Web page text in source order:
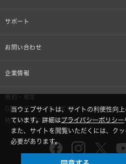
車載製品
部品/付属品
設備音響機器
半導体レーザー応用製品
サポート
個人向け製品サポート
お問い合わせ
その他、メディア 取材関連等のお問い合わせ
企業情報
株式会社オーディオテクニカ
採用情報
GLOBAL-オーディオテクニカ
規約・規定
GDPRプライバシーポリシー
特定商取引に関する法律に基づく表示
当ウェブサイトは、サイトの利便性向
ています。詳細はプライバシーポリシー
また、サイトを閲覧いただくには、ク
必要があります。